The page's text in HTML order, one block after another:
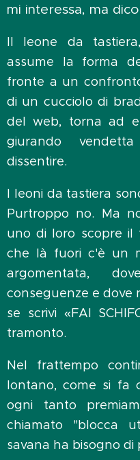
mi interessa, ma
Il leone da
assume la forma
fronte a un
di un cucciolo di
del web, torna ad
giurando
dissentire.
I leoni da tastiera
Purtroppo no. Ma
uno di loro scopre il
che là fuori c'è un
argomentata,
conseguenze e dove
se scrivi «FAI
tramonto.
Nel frattempo
lontano, come si fa
ogni tanto
chiamato "blocca
savana ha bisogno di